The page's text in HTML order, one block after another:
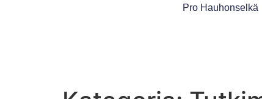
Pro Hauhonselkä